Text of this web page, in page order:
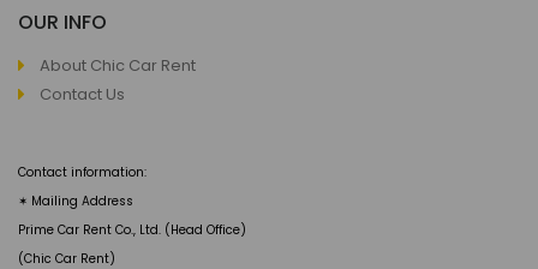
OUR INFO
About Chic Car Rent
Contact Us
Contact information:
✶ Mailing Address
Prime Car Rent Co., Ltd. (Head Office)
(Chic Car Rent)